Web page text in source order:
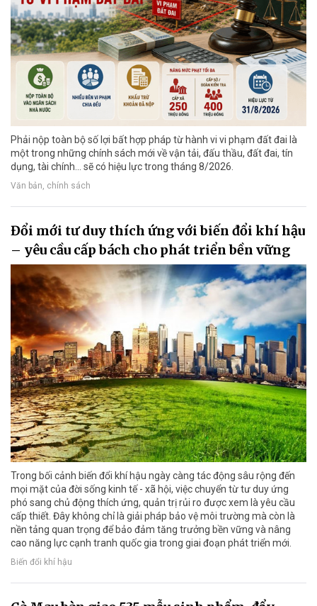
Phải nộp toàn bộ số lợi bất hợp pháp từ hành vi vi phạm đất đai là
một trong những chính sách mới về vận tải, đấu thầu, đất đai, tín
dụng, tài chính... sẽ có hiệu lực trong tháng 8/2026.
Văn bản, chính sách
Đổi mới tư duy thích ứng với biến đổi khí hậu
– yêu cầu cấp bách cho phát triển bền vững
Trong bối cảnh biến đổi khí hậu ngày càng tác động sâu rộng đến
mọi mặt của đời sống kinh tế - xã hội, việc chuyển từ tư duy ứng
phó sang chủ động thích ứng, quản trị rủi ro được xem là yêu cầu
cấp thiết. Đây không chỉ là giải pháp bảo vệ môi trường mà còn là
nền tảng quan trọng để bảo đảm tăng trưởng bền vững và nâng
cao năng lực cạnh tranh quốc gia trong giai đoạn phát triển mới.
Biến đổi khí hậu